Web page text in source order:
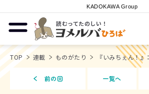
KADOKAWA Group
メニューを開閉する
読むってたのしい！
ヨメルバひろば
TOP 連載 ものがたり 『いみちぇん！
前の回 一覧へ